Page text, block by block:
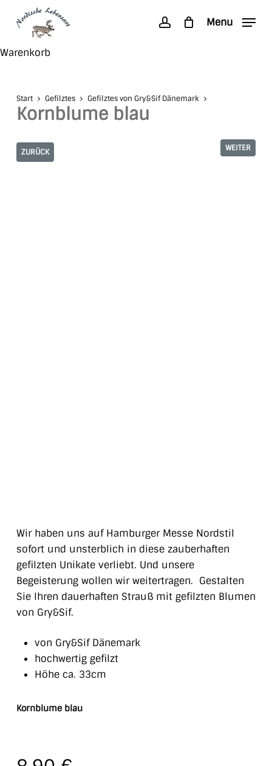
content
accountMenu
WarenkorbClose
Start Gefilztes Gefilztes von Gry&Sif Dänemark
Kornblume blau
ZURÜCK WEITER
Wir haben uns auf Hamburger Messe Nordstil
sofort und unsterblich in diese zauberhaften
gefilzten Unikate verliebt. Und unsere
Begeisterung wollen wir weitertragen. Gestalten
Sie Ihren dauerhaften Strauß mit gefilzten Blumen
von Gry&Sif.
von Gry&Sif Dänemark
hochwertig gefilzt
Höhe ca. 33cm
Kornblume blau